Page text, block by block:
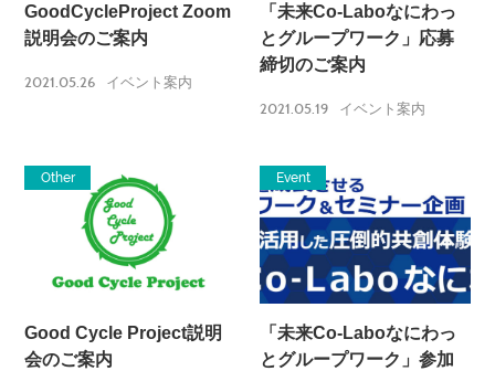
GoodCycleProject Zoom
説明会のご案内
2021.05.26 イベント案内
「未来Co-Laboなにわっ
とグループワーク」応募
締切のご案内
2021.05.19 イベント案内
Other
Good Cycle Project説明
会のご案内
Event
「未来Co-Laboなにわっ
とグループワーク」参加